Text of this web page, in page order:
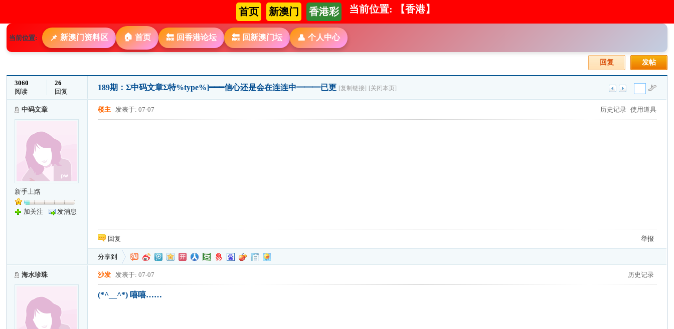
首页 新澳门 香港彩 当前位置: 【香港】
当前位置: 📌 新澳门资料区 🏠 首页 🔙 回香港论坛 🔙 回新澳门坛 👤 个人中心
发帖
回复
3060
阅读
26
回复
189期：Σ中码文章Σ特%type%]━━━信心还是会在连连中━━━已更 [复制链接] [关闭本页]
中码文章
新手上路
加关注 发消息
历史记录 使用道具
楼主 发表于: 07-07
回复 举报
分享到
海水珍珠 历史记录
沙发 发表于: 07-07
(*^__^*) 嘻嘻……